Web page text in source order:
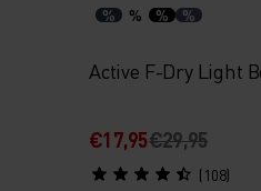
% % % %
Active F-Dry Light
€17,95€29,95
(108)